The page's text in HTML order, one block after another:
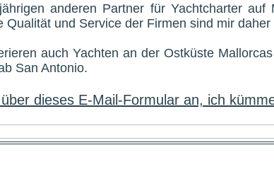
anderen Partner für Yachtcharter
Qualität und Service der Firmen sind mir
auch Yachten an der Ostküste
San Antonio.
dieses E-Mail-Formular an, ich